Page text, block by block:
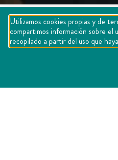
Home»Noticias»
La
Utilizamos cookies propias y de
compartimos información sobre el
recopilado a partir del uso que